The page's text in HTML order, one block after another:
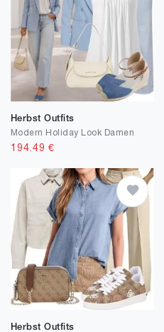
Herbst Outfits
Modern Holiday Look Damen
194.49 €
Herbst Outfits